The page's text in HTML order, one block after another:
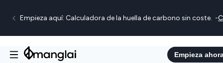
Empieza aquí: Calculadora de la huella de carbono sin coste. -
Empieza